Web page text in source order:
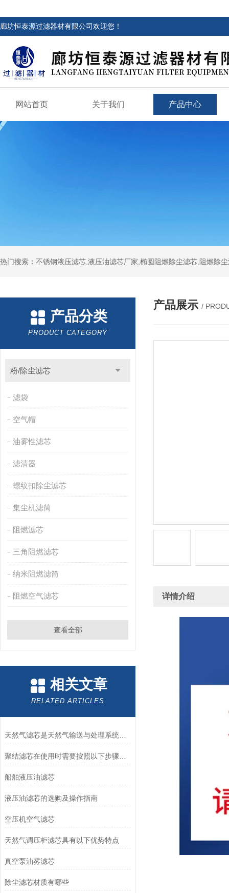
廊坊恒泰源过滤器材有限公司欢迎您！
网站首页 关于我们 产品中心
热门搜索：不锈钢液压滤芯,液压油滤芯厂家,椭圆阻燃除尘滤芯,阻燃除
产品分类
PRODUCT CATEGORY
粉/除尘滤芯
滤袋
空气帽
油雾性滤芯
滤清器
螺纹扣除尘滤芯
集尘机滤筒
阻燃滤芯
三角阻燃滤芯
纳米阻燃滤筒
阻燃空气滤芯
查看全部
相关文章
RELATED ARTICLES
天然气滤芯是天然气输送与处理系统中的关键组件
船舶液压油滤芯
液压油滤芯的选购及操作指南
空压机空气滤芯
天然气调压柜滤芯具有以下优势特点
真空泵油雾滤芯
除尘滤芯材质有哪些
产品展示 /
详情介绍